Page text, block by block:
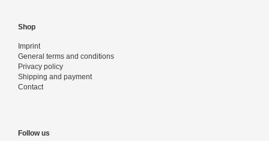
Shop
Imprint
General terms and conditions
Privacy policy
Shipping and payment
Contact
Follow us